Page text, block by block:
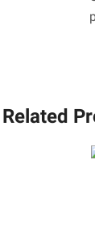
Related